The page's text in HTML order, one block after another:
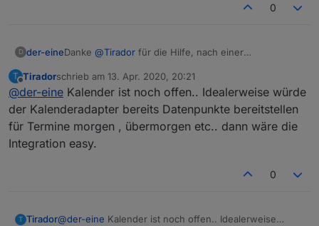
0
D der-eineDanke @Tirador
ioBrokers lief es.
Die Abfrage der Kalendereinträge sind aber nicht im
Skript enthalten? Kommt das noch als Update?
T
Offline
Tiradorschrieb am 13. Apr. 2020, 20:21
zuletzt editiert von
@der-eine Kalender ist noch offen.. Idealerweise würde
der Kalenderadapter bereits Datenpunkte bereitstellen
für Termine morgen , übermorgen etc.. dann wäre die
Integration easy.
0
T Tirador@der-eine Kalender ist noch offen.. Idealerweise